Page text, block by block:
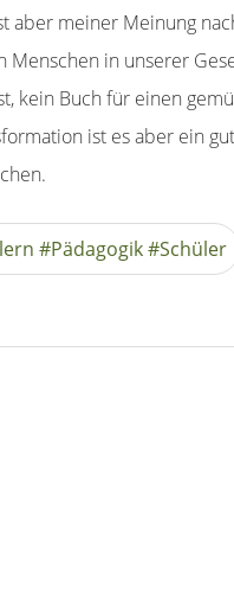
aber meiner Meinung
Menschen in unserer
kein Buch für einen
ist es aber ein
#Pädagogik #Schüler